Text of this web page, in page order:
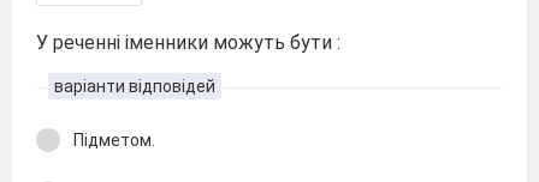
У реченні іменники можуть бути :
варіанти відповідей
Підметом.